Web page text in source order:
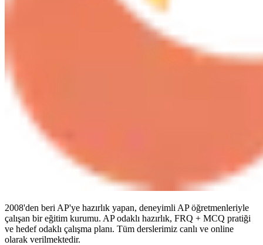
2008'den beri AP'ye hazırlık yapan, deneyimli AP öğretmenleriyle
çalışan bir eğitim kurumu. AP odaklı hazırlık, FRQ + MCQ pratiği
ve hedef odaklı çalışma planı. Tüm derslerimiz canlı ve online
olarak verilmektedir.